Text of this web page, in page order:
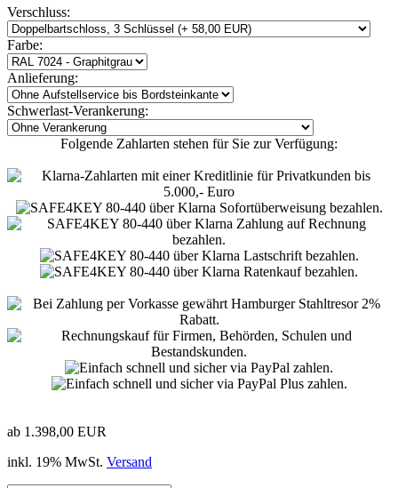
Verschluss:
Farbe:
Anlieferung:
Schwerlast-Verankerung:
Folgende Zahlarten stehen für Sie zur Verfügung:
ab 1.398,00 EUR
inkl. 19% MwSt. Versand